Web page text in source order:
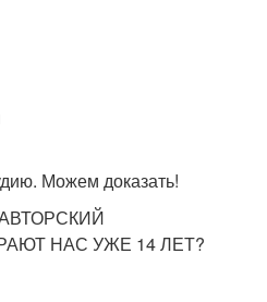
Можем доказать!
НАС УЖЕ 14 ЛЕТ?